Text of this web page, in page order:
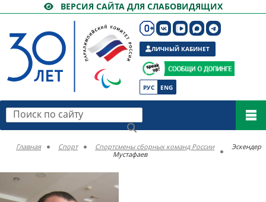
ВЕРСИЯ САЙТА ДЛЯ СЛАБОВИДЯЩИХ
РУС ENG
ЛИЧНЫЙ КАБИНЕТ
Поиск по сайту
Главная Спорт Спортсмены сборных команд России
Эскендер
Мустафаев